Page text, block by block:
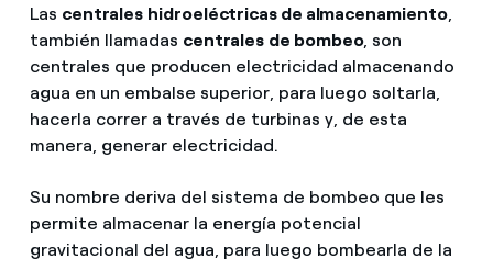
Las centrales hidroeléctricas de almacenamiento,
también llamadas centrales de bombeo, son
centrales que producen electricidad almacenando
agua en un embalse superior, para luego soltarla,
hacerla correr a través de turbinas y, de esta
manera, generar electricidad.
Su nombre deriva del sistema de bombeo que les
permite almacenar la energía potencial
gravitacional del agua, para luego bombearla de la